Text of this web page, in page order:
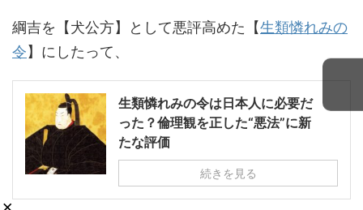
綱吉を【犬公方】として悪評高めた【生類憐れみの
令】にしたって、
生類憐れみの令は日本人に必要だ
った？倫理観を正した“悪法”に新
たな評価
続きを見る